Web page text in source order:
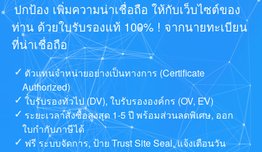
ปกป้อง เพิ่มความน่าเชื่อถือ ให้กับเว็บไซต์ของ
ท่าน ด้วยใบรับรองแท้ 100% ! จากนายทะเบียน
ที่น่าเชื่อถือ
ตัวแทนจำหน่ายอย่างเป็นทางการ (Certificate
Authorized)
ใบรับรองทั่วไป (DV), ใบรับรององค์กร (OV, EV)
ระยะเวลาสั่งซื้อสูงสุด 1-5 ปี พร้อมส่วนลดพิเศษ, ออก
ใบกำกับภาษีได้
ฟรี ระบบจัดการ, ป้าย Trust Site Seal, แจ้งเตือนวัน